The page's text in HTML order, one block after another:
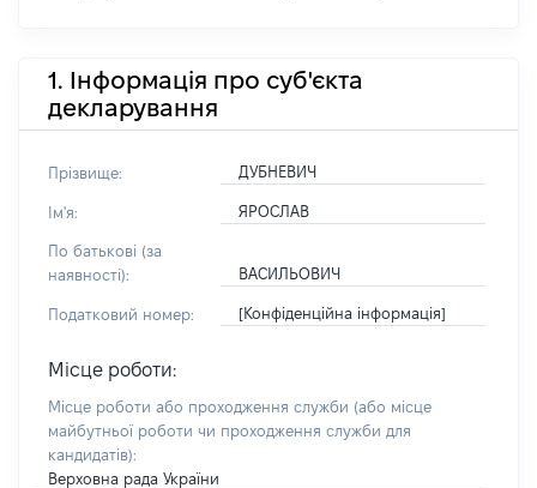
1. Інформація про суб'єкта
декларування
Прізвище: ДУБНЕВИЧ
Ім'я: ЯРОСЛАВ
По батькові (за
наявності):
ВАСИЛЬОВИЧ
Податковий номер: [Конфіденційна інформація]
Місце роботи:
Місце роботи або проходження служби (або місце
майбутньої роботи чи проходження служби для
кандидатів):
Верховна рада України